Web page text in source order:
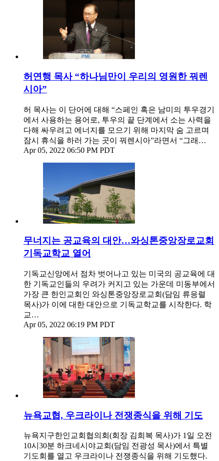
허연행 목사 “하나님만이 우리의 영원한 꿔렌
시아”
허 목사는 이 단어에 대해 “스페인 혹은 남미의 투우경기
에서 사용하는 용어로, 투우의 끝 단계에서 소는 사력을
다해 싸우려고 에너지를 모으기 위해 마지막 숨 고르며
잠시 휴식을 하러 가는 곳이 꿔렌시아”라면서 “그래…
Apr 05, 2022 06:50 PM PDT
무너지는 공교육의 대안…와싱톤중앙장로교회
기독교학교 열어
기독교신앙에서 점차 벗어나고 있는 미국의 공교육에 대
한 기독교인들의 우려가 커지고 있는 가운데 미동부에서
가장 큰 한인교회인 와싱톤중앙장로교회(담임 류응렬
목사)가 이에 대한 대안으로 기독교학교를 시작한다. 학
교…
Apr 05, 2022 06:19 PM PDT
뉴욕교협, 우크라이나 전쟁종식을 위해 기도
뉴욕지구한인교회협의회(회장 김희복 목사)가 1일 오전
10시30분 하크네시야교회(담임 전광성 목사)에서 특별
기도회를 열고 우크라이나 전쟁종식을 위해 기도했다.